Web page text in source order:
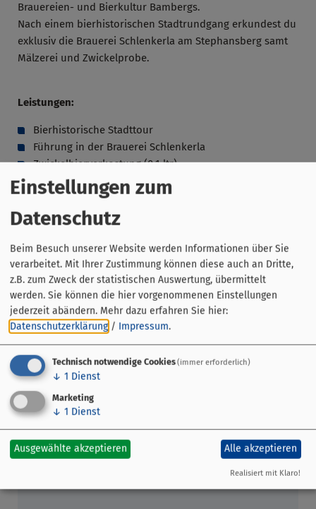
Brauereien- und Bierkultur Bambergs.
Nach einem bierhistorischen Stadtrundgang erkundest du
exklusiv die Brauerei Schlenkerla am Stephansberg samt
Mälzerei und Zwickelprobe.
Leistungen:
Bierhistorische Stadttour
Führung in der Brauerei Schlenkerla
Zwickelbierverkostung (0,1 ltr)
Hinweise:
Festes Schuhwerk und entsprechende Kleidung zur
Felsenkelleranlagen empfohlen. Der Weg zur Brauerei
am Stephansberg ist recht steil, und in der Brauerei gilt
es steile, enge Stufen zu überwinden.
Keine Führungen an Feiertagen!
Einstellungen zum
Datenschutz
Beim Besuch unserer Website werden Informationen über Sie
verarbeitet. Mit Ihrer Zustimmung können diese auch an Dritte,
z.B. zum Zweck der statistischen Auswertung, übermittelt
werden. Sie können die hier vorgenommenen Einstellungen
jederzeit abändern. Mehr dazu erfahren Sie hier:
Datenschutzerklärung / Impressum.
Technisch notwendige Cookies(immer erforderlich)
↓ 1 Dienst
Marketing
↓ 1 Dienst
Ausgewählte akzeptieren Alle akzeptieren
Realisiert mit Klaro!